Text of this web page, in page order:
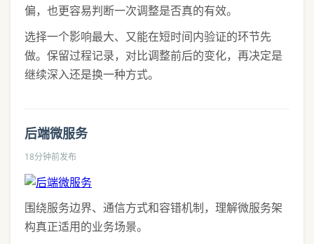
偏，也更容易判断一次调整是否真的有效。
选择一个影响最大、又能在短时间内验证的环节先
做。保留过程记录，对比调整前后的变化，再决定是
继续深入还是换一种方式。
后端微服务
18分钟前发布
围绕服务边界、通信方式和容错机制，理解微服务架
构真正适用的业务场景。